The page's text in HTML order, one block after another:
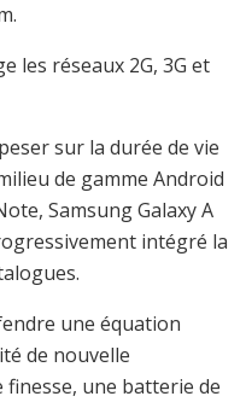
les réseaux 2G, 3G et
sur la durée de vie
de gamme Android
Samsung Galaxy A
intégré la
une équation
de nouvelle
une batterie de